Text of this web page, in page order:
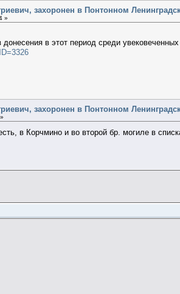
захоронен в Понтонном
»
в этот период среди
захоронен в Понтонном
в Корчмино и во второй бр. могиле в